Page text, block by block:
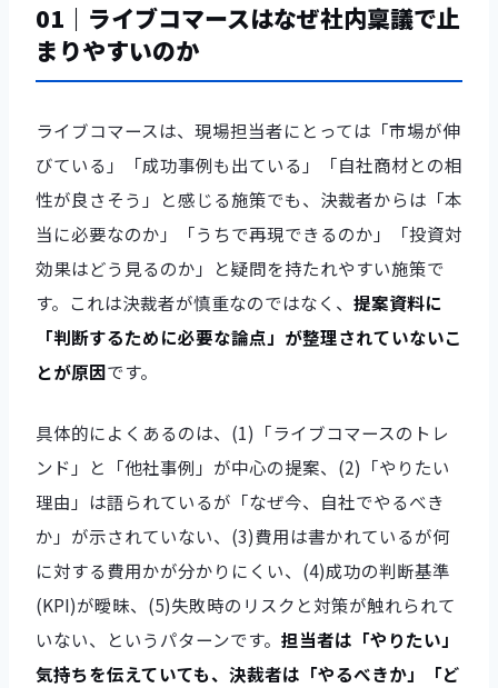
01｜ライブコマースはなぜ社内稟議で止
まりやすいのか
ライブコマースは、現場担当者にとっては「市場が伸
びている」「成功事例も出ている」「自社商材との相
性が良さそう」と感じる施策でも、決裁者からは「本
当に必要なのか」「うちで再現できるのか」「投資対
効果はどう見るのか」と疑問を持たれやすい施策で
す。これは決裁者が慎重なのではなく、 提案資料に
「判断するために必要な論点」が整理されていないこ
とが原因です。
具体的によくあるのは、(1)「ライブコマースのトレ
ンド」と「他社事例」が中心の提案、(2)「やりたい
理由」は語られているが「なぜ今、自社でやるべき
か」が示されていない、(3)費用は書かれているが何
に対する費用かが分かりにくい、(4)成功の判断基準
(KPI)が曖昧、(5)失敗時のリスクと対策が触れられて
いない、というパターンです。 担当者は「やりたい」
気持ちを伝えていても、決裁者は「やるべきか」「ど